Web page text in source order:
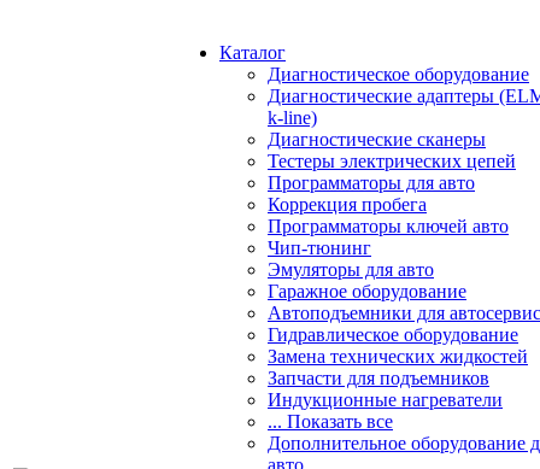
Каталог
Диагностическое оборудование
Диагностические адаптеры
k-line)
Диагностические сканеры
Тестеры электрических цепей
Программаторы для авто
Коррекция пробега
Программаторы ключей авто
Чип-тюнинг
Эмуляторы для авто
Гаражное оборудование
Автоподъемники для
Гидравлическое оборудование
Замена технических жидкостей
Запчасти для подъемников
Индукционные нагреватели
... Показать все
Дополнительное оборудование
авто